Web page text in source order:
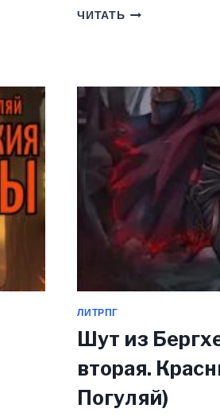
ЧИТАТЬ
ЛИТРПГ
Шут из
вторая.
Погуляй)